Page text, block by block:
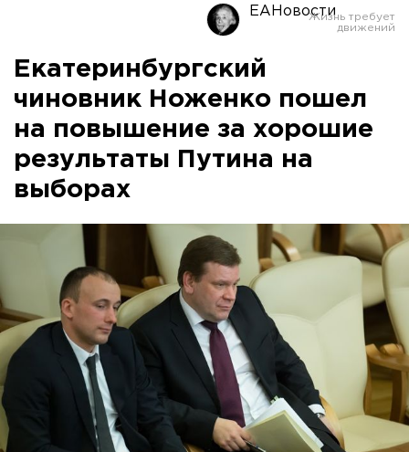
ЕАНовости
Екатеринбургский
чиновник Ноженко пошел
на повышение за хорошие
результаты Путина на
выборах